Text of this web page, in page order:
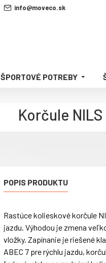
info@moveco.sk
ŠPORTOVÉ POTREBY
Korčule NILS
POPIS PRODUKTU
Rastúce kolieskové korčule
jazdu. Výhodou je zmena
vložky. Zapínanie je riešené
ABEC 7 pre rýchlu jazdu,